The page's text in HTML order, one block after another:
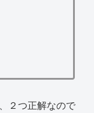
２つ正解なので